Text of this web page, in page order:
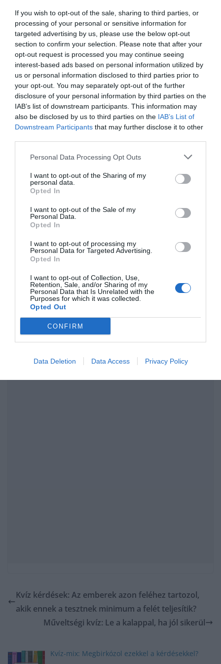
If you wish to opt-out of the sale, sharing to third parties, or
processing of your personal or sensitive information for
targeted advertising by us, please use the below opt-out
section to confirm your selection. Please note that after your
opt-out request is processed you may continue seeing
interest-based ads based on personal information utilized by
us or personal information disclosed to third parties prior to
your opt-out. You may separately opt-out of the further
disclosure of your personal information by third parties on the
IAB’s list of downstream participants. This information may
also be disclosed by us to third parties on the IAB’s List of
Downstream Participants that may further disclose it to other
Personal Data Processing Opt Outs
I want to opt-out of the Sharing of my
personal data.
Opted In
I want to opt-out of the Sale of my
Personal Data.
Opted In
I want to opt-out of processing my
Personal Data for Targeted Advertising.
Opted In
I want to opt-out of Collection, Use,
Retention, Sale, and/or Sharing of my
Personal Data that Is Unrelated with the
Purposes for which it was collected.
Opted Out
CONFIRM
Data Deletion Data Access Privacy Policy
Az új ügyfél és az ajánló is 20-20 ezer forint
jóváírást kap az értékpapírszámláján a
promóciós időszakot követően a sikeres
számlanyitás és a feltételek teljesítése esetén.
-Írja oldalán a Magyar Államkincstár a weboldalán
A Bankmonitor
szakértői várnak a
Kincstár
állásfoglalására
jóváírást egyből ki lehet-e utalni vagy sem, azt azonban
tudni lehet, hogy értékpapír számláról csak
befektetésből származó bevételt lehet elutalni. Ezek
alapján úgy fest, hogy a folyósított összeget be kell
fektetni valamilyen állampapírba. De a
szakértőieddig nem kaptak tájékoztatást, hogy mennyi
ideig kell a jóváírt összeget befektetésben tartani. Az is
elképzelhető, hogy nem szükséges 10 hónapig lekötni,
ahogyan az a korábbi példában szerepelt, hanem ennél
rövidebb idő után is kiutalható az összeg.
Kvíz kérdések: Az emberek azon feléhez tartozol,
akik ennek a tesztnek minimum a felét teljesítik?
Műveltségi kvíz: Le a kalappal, ha jól sikerül
Kvíz-mix: Megbirkózol ezekkel a kérdésekkel?